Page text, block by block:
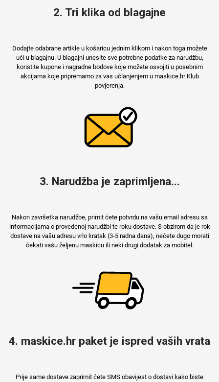
2. Tri klika od blagajne
Dodajte odabrane artikle u košaricu jednim klikom i nakon toga možete
ući u blagajnu. U blagajni unesite sve potrebne podatke za narudžbu,
koristite kupone i nagradne bodove koje možete osvojiti u posebnim
akcijama koje pripremamo za vas učlanjenjem u maskice.hr Klub
povjerenja.
3. Narudžba je zaprimljena...
Nakon završetka narudžbe, primit ćete potvrdu na vašu email adresu sa
informacijama o provedenoj narudžbi te roku dostave. S obzirom da je rok
dostave na vašu adresu vrlo kratak (3-5 radna dana), nećete dugo morati
čekati vašu željenu maskicu ili neki drugi dodatak za mobitel.
4. maskice.hr paket je ispred vaših vrata
Prije same dostave zaprimit ćete SMS obavijest o dostavi kako biste